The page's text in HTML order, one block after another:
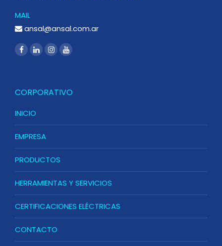
MAIL
ansal@ansal.com.ar
CORPORATIVO
INICIO
EMPRESA
PRODUCTOS
HERRAMIENTAS Y SERVICIOS
CERTIFICACIONES ELÉCTRICAS
CONTACTO